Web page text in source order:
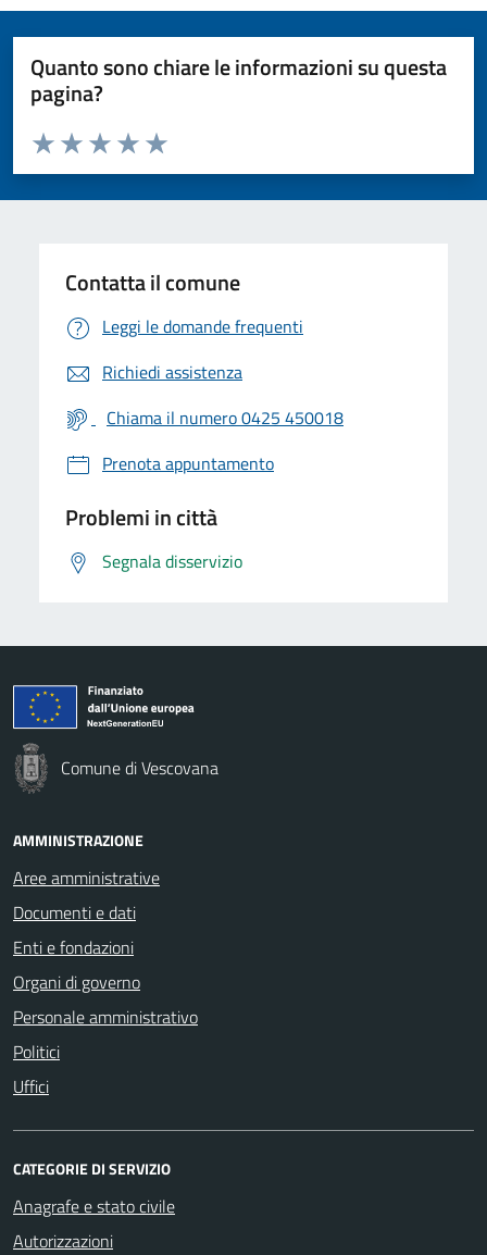
Quanto sono chiare le informazioni su questa
pagina?
Valuta da 1 a 5 stelle la pagina
Valuta 5 stelle su 5
Valuta 4 stelle su 5
Valuta 3 stelle su 5
Valuta 2 stelle su 5
Valuta 1 stelle su 5
Contatta il comune
Leggi le domande frequenti
Richiedi assistenza
Chiama il numero 0425 450018
Prenota appuntamento
Problemi in città
Segnala disservizio
Comune di Vescovana
AMMINISTRAZIONE
Aree amministrative
Documenti e dati
Enti e fondazioni
Organi di governo
Personale amministrativo
Politici
Uffici
CATEGORIE DI SERVIZIO
Anagrafe e stato civile
Autorizzazioni